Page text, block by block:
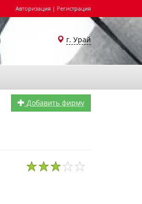
Авторизация | Регистрация
г. Урай
Добавить фирму